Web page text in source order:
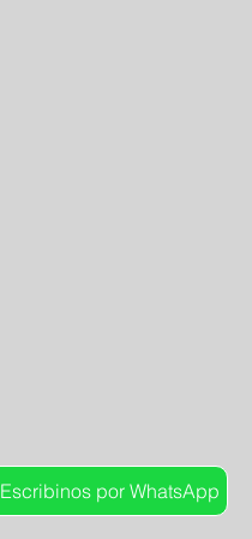
Escribinos por WhatsApp